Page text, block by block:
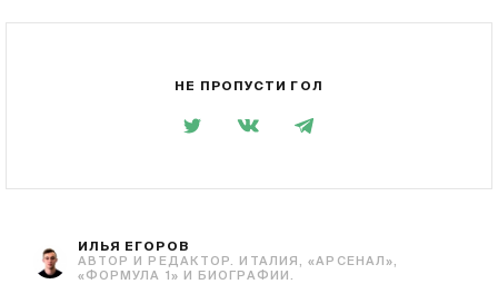
НЕ ПРОПУСТИ ГОЛ
ИЛЬЯ ЕГОРОВ
АВТОР И РЕДАКТОР. ИТАЛИЯ, «АРСЕНАЛ»,
«ФОРМУЛА 1» И БИОГРАФИИ.